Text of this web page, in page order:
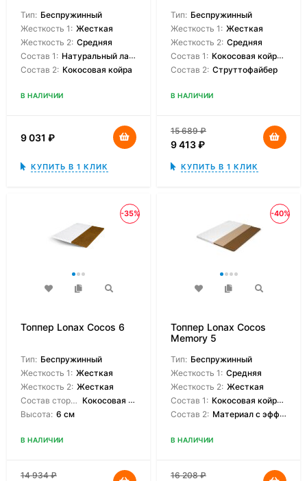
Тип: Беспружинный
Жесткость 1: Жесткая
Жесткость 2: Средняя
Состав 1: Натуральный латекс
Состав 2: Кокосовая койра
В НАЛИЧИИ
9 031 ₽
КУПИТЬ В 1 КЛИК
Тип: Беспружинный
Жесткость 1: Жесткая
Жесткость 2: Средняя
Состав 1: Кокосовая койрвовая койра
Состав 2: Струттофайбер
В НАЛИЧИИ
15 689₽
9 413₽
КУПИТЬ В 1 КЛИК
-35%
Топпер Lonax Cocos 6
Тип: Беспружинный
Жесткость 1: Жесткая
Жесткость 2: Жесткая
Состав сторон: Кокосовая койра
Высота: 6 см
В НАЛИЧИИ
14 934₽
-40%
Топпер Lonax Cocos
Memory 5
Тип: Беспружинный
Жесткость 1: Средняя
Жесткость 2: Жесткая
Состав 1: Кокосовая койрвовая койра
Состав 2: Материал с эффектом памяти
В НАЛИЧИИ
16 208₽